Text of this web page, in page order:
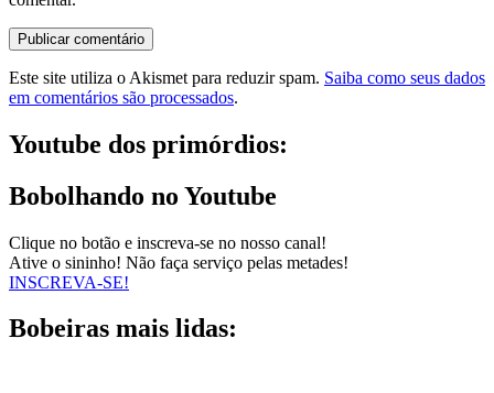
Este site utiliza o Akismet para reduzir spam. Saiba como seus dados
em comentários são processados.
Youtube dos primórdios:
Bobolhando no Youtube
Clique no botão e inscreva-se no nosso canal!
Ative o sininho! Não faça serviço pelas metades!
INSCREVA-SE!
Bobeiras mais lidas: